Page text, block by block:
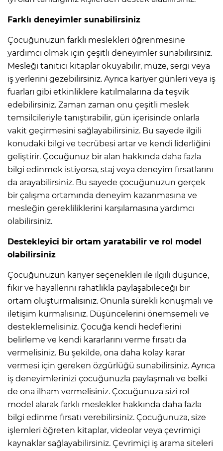
Farklı deneyimler sunabilirsiniz
Çocuğunuzun farklı meslekleri öğrenmesine
yardımcı olmak için çeşitli deneyimler sunabilirsiniz.
Mesleği tanıtıcı kitaplar okuyabilir, müze, sergi veya
iş yerlerini gezebilirsiniz. Ayrıca kariyer günleri veya iş
fuarları gibi etkinliklere katılmalarına da teşvik
edebilirsiniz. Zaman zaman onu çeşitli meslek
temsilcileriyle tanıştırabilir, gün içerisinde onlarla
vakit geçirmesini sağlayabilirsiniz. Bu sayede ilgili
konudaki bilgi ve tecrübesi artar ve kendi liderliğini
geliştirir. Çocuğunuz bir alan hakkında daha fazla
bilgi edinmek istiyorsa, staj veya deneyim fırsatlarını
da arayabilirsiniz. Bu sayede çocuğunuzun gerçek
bir çalışma ortamında deneyim kazanmasına ve
mesleğin gerekliliklerini karşılamasına yardımcı
olabilirsiniz.
Destekleyici bir ortam yaratabilir ve rol model
olabilirsiniz
Çocuğunuzun kariyer seçenekleri ile ilgili düşünce,
fikir ve hayallerini rahatlıkla paylaşabileceği bir
ortam oluşturmalısınız. Onunla sürekli konuşmalı ve
iletişim kurmalısınız. Düşüncelerini önemsemeli ve
desteklemelisiniz. Çocuğa kendi hedeflerini
belirleme ve kendi kararlarını verme fırsatı da
vermelisiniz. Bu şekilde, ona daha kolay karar
vermesi için gereken özgürlüğü sunabilirsiniz. Ayrıca
iş deneyimlerinizi çocuğunuzla paylaşmalı ve belki
de ona ilham vermelisiniz. Çocuğunuza sizi rol
model alarak farklı meslekler hakkında daha fazla
bilgi edinme fırsatı verebilirsiniz. Çocuğunuza, size
işlemleri öğreten kitaplar, videolar veya çevrimiçi
kaynaklar sağlayabilirsiniz. Çevrimiçi iş arama siteleri